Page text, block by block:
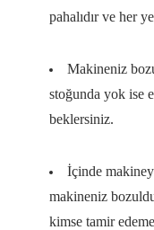
pahalıdır ve her
Makineniz
stoğunda yok ise
beklersiniz.
İçinde
makineniz
kimse tamir